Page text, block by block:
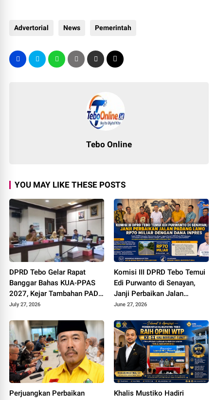
Advertorial News Pemerintah
Tebo Online
YOU MAY LIKE THESE POSTS
DPRD Tebo Gelar Rapat
Banggar Bahas KUA-PPAS
2027, Kejar Tambahan PAD
dan DBH Sawit
July 27, 2026
Komisi III DPRD Tebo Temui
Edi Purwanto di Senayan,
Janji Perbaikan Jalan
Padang lamo Rp70 Miliar
June 27, 2026
Perjuangkan Perbaikan
Khalis Mustiko Hadiri